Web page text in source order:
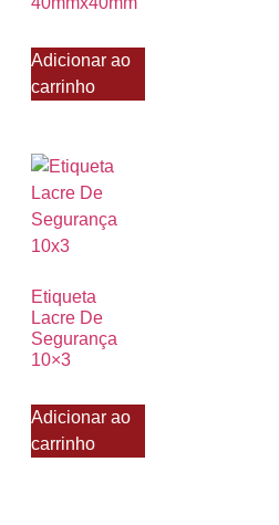
Adicionar ao
carrinho
Etiqueta
Lacre De
Segurança
10×3
Adicionar ao
carrinho